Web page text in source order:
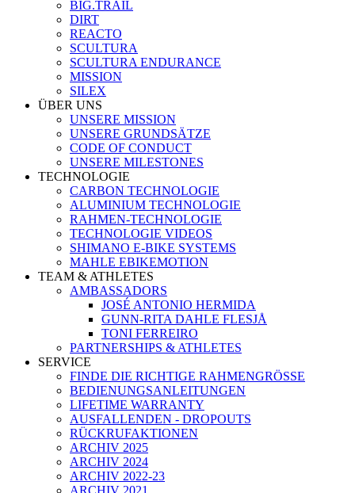
BIG.TRAIL
DIRT
REACTO
SCULTURA
SCULTURA ENDURANCE
MISSION
SILEX
ÜBER UNS
UNSERE MISSION
UNSERE GRUNDSÄTZE
CODE OF CONDUCT
UNSERE MILESTONES
TECHNOLOGIE
CARBON TECHNOLOGIE
ALUMINIUM TECHNOLOGIE
RAHMEN-TECHNOLOGIE
TECHNOLOGIE VIDEOS
SHIMANO E-BIKE SYSTEMS
MAHLE EBIKEMOTION
TEAM & ATHLETES
AMBASSADORS
JOSÉ ANTONIO HERMIDA
GUNN-RITA DAHLE FLESJÅ
TONI FERREIRO
PARTNERSHIPS & ATHLETES
SERVICE
FINDE DIE RICHTIGE RAHMENGRÖSSE
BEDIENUNGSANLEITUNGEN
LIFETIME WARRANTY
AUSFALLENDEN - DROPOUTS
RÜCKRUFAKTIONEN
ARCHIV 2025
ARCHIV 2024
ARCHIV 2022-23
ARCHIV 2021